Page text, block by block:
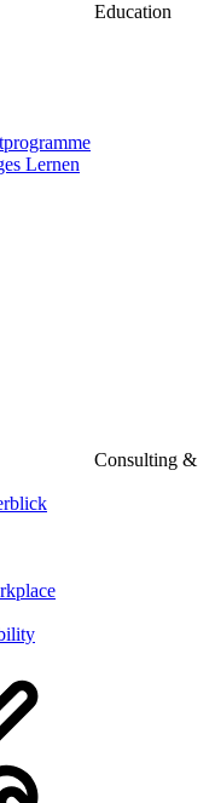
Education
Lernen
Consulting &